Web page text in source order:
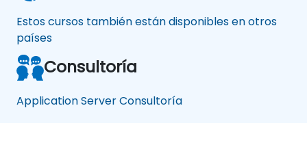
Estos cursos también están disponibles en otros
países
Consultoría
Application Server Consultoría